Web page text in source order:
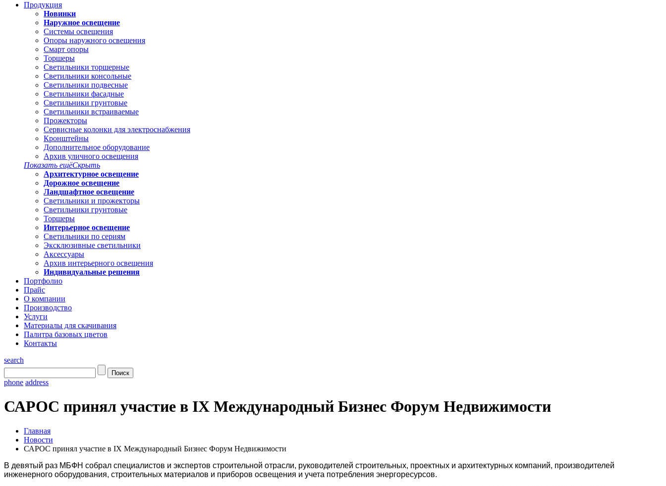
Продукция
Новинки
Наружное освещение
Системы освещения
Опоры наружного освещения
Смарт опоры
Торшеры
Светильники торшерные
Светильники консольные
Светильники подвесные
Светильники фасадные
Светильники грунтовые
Светильники встраиваемые
Прожекторы
Сервисные колонки для электроснабжения
Кронштейны
Дополнительное оборудование
Архив уличного освещения
Показать ещёСкрыть
Архитектурное освещение
Дорожное освещение
Ландшафтное освещение
Светильники и прожекторы
Светильники грунтовые
Торшеры
Интерьерное освещение
Светильники по сериям
Эксклюзивные светильники
Аксессуары
Архив интерьерного освещения
Индивидуальные решения
Портфолио
Прайс
О компании
Производство
Услуги
Материалы для скачивания
Палитра базовых цветов
Контакты
search
phone address
САРОС принял участие в IX Международный Бизнес Форум Недвижимости
Главная
Новости
САРОС принял участие в IX Международный Бизнес Форум Недвижимости
В девятый раз МБФН собрал специалистов и экспертов строительной отрасли, руководителей строительных, проектных и архитектурных компаний, производителей
инженерного оборудования, строительных материалов и приборов освещения и учета потребления энергоресурсов.